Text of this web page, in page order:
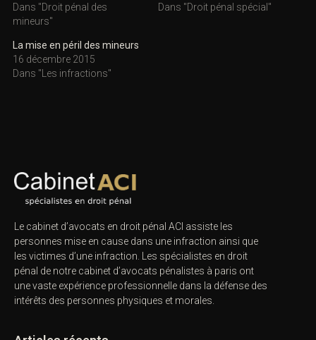
Dans "Droit pénal des
mineurs"
Dans "Droit pénal spécial"
La mise en péril des mineurs
16 décembre 2015
Dans "Les infractions"
Le cabinet d’avocats en droit pénal ACI assiste les
personnes mise en cause dans une infraction ainsi que
les victimes d’une infraction. Les spécialistes en droit
pénal de notre cabinet d’avocats pénalistes à paris ont
une vaste expérience professionnelle dans la défense des
intérêts des personnes physiques et morales.